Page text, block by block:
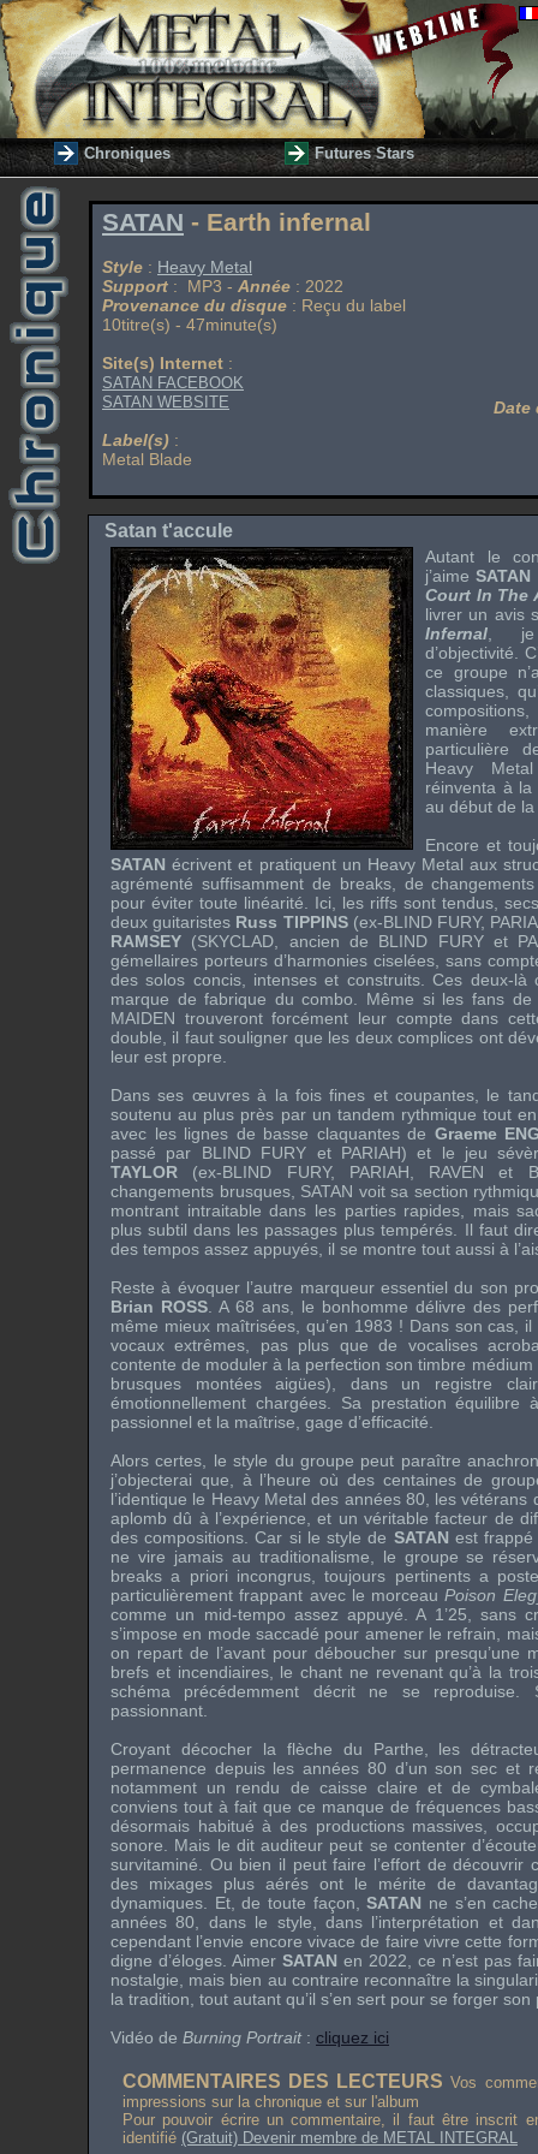
Chroniques Futures Stars
SATAN - Earth infernal
Style : Heavy Metal
Support : MP3 - Année : 2022
Provenance du disque : Reçu du label
10titre(s) - 47minute(s)
Site(s) Internet :
SATAN FACEBOOK
SATAN WEBSITE
Label(s) :
Metal Blade
Date
Satan t'accule
Autant le
j’aimeSATAN
Court In The
livrer un avis
Infernal , je
d’objectivité.
ce groupe
classiques,
manière
particulière
Heavy
réinventa à
au début de
Encore et
SATAN écrivent et pratiquent un Heavy Metal aux
agrémenté suffisamment de breaks, de
pour éviter toute linéarité. Ici, les riffs sont tendus,
deux guitaristes Russ TIPPINS(ex-BLIND FURY,
RAMSEY (SKYCLAD , ancien de BLIND FURYet
gémellaires porteurs d’harmonies ciselées, sans
des solos concis, intenses et construits. Ces deux-là
marque de fabrique du combo. Même si les fans
MAIDEN trouveront forcément leur compte dans
double, il faut souligner que les deux complices ont
leur est propre.
Dans ses œuvres à la fois fines et coupantes, le
soutenu au plus près par un tandem rythmique tout
avec les lignes de basse claquantes de Graeme
passé par BLIND FURY et PARIAH) et le jeu
TAYLOR (ex-BLIND FURY, PARIAH RAVEN et
changements brusques, SATAN voit sa section
montrant intraitable dans les parties rapides, mais
plus subtil dans les passages plus tempérés. Il faut
des tempos assez appuyés, il se montre tout aussi à
Reste à évoquer l’autre marqueur essentiel du son
Brian ROSS . A 68 ans, le bonhomme délivre des
même mieux maîtrisées, qu’en 1983 ! Dans son cas,
vocaux extrêmes, pas plus que de vocalises
contente de moduler à la perfection son timbre
brusques montées aigües), dans un registre
émotionnellement chargées. Sa prestation équilibre
passionnel et la maîtrise, gage d’efficacité.
Alors certes, le style du groupe peut paraître
j’objecterai que, à l’heure où des centaines de
l’identique le Heavy Metal des années 80, les vétérans
aplomb dû à l’expérience, et un véritable facteur de
des compositions. Car si le style de SATAN est
ne vire jamais au traditionalisme, le groupe se
breaks a priori incongrus, toujours pertinents a
particulièrement frappant avec le morceauPoison
comme un mid-tempo assez appuyé. A 1’25, sans
s’impose en mode saccadé pour amener le refrain,
on repart de l’avant pour déboucher sur presqu’une
brefs et incendiaires, le chant ne revenant qu’à la
schéma précédemment décrit ne se reproduise.
passionnant.
Croyant décocher la flèche du Parthe, les
permanence depuis les années 80 d’un son sec et
notamment un rendu de caisse claire et de
conviens tout à fait que ce manque de fréquences
désormais habitué à des productions massives,
sonore. Mais le dit auditeur peut se contenter
survitaminé. Ou bien il peut faire l’effort de découvrir
des mixages plus aérés ont le mérite de
dynamiques. Et, de toute façon,SATAN ne s’en
années 80, dans le style, dans l’interprétation et
cependant l’envie encore vivace de faire vivre cette
digne d’éloges. Aimer SATAN en 2022, ce n’est pas
nostalgie, mais bien au contraire reconnaître la
la tradition, tout autant qu’il s’en sert pour se forger
Vidéo de Burning Portrait: cliquez ici
COMMENTAIRES DES LECTEURS Vos
impressions sur la chronique et sur l'album
Pour pouvoir écrire un commentaire, il faut être inscrit
identifié (Gratuit) Devenir membre de METAL INTEGRAL